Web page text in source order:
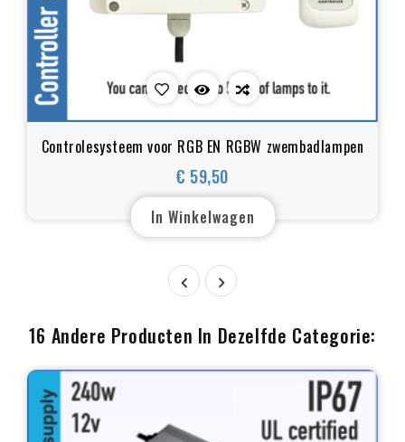
Controlesysteem voor RGB EN RGBW zwembadlampen
€ 59,50
Prijs
In Winkelwagen
 
16 Andere Producten In Dezelfde Categorie: